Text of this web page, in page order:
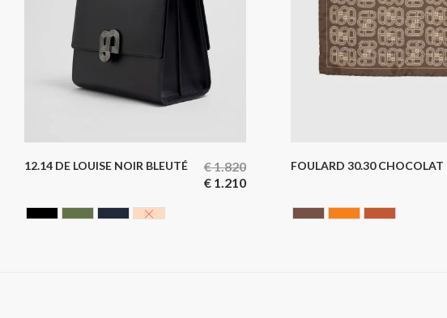
12.14 DE LOUISE NOIR BLEUTÉ €1.820
€1.210
FOULARD 30.30 CHOCOLAT